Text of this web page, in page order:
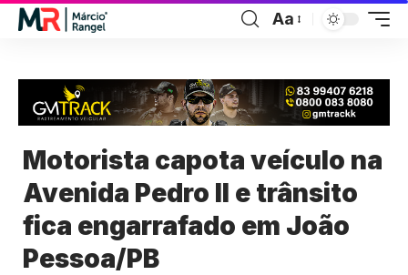
Aa
Motorista capota veículo na
Avenida Pedro II e trânsito
fica engarrafado em João
Pessoa/PB